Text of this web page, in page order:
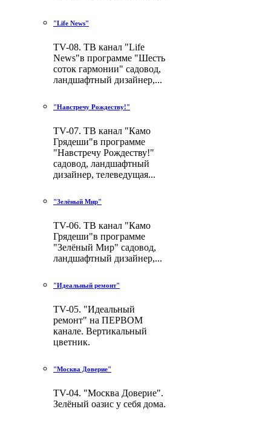
"Life News"
TV-08. ТВ канал "Life
News"в программе "Шесть
соток гармонии" садовод,
ландшафтный дизайнер,...
"Навстречу Рождеству!"
TV-07. ТВ канал "Камо
Грядеши"в программе
"Навстречу Рождеству!"
садовод, ландшафтный
дизайнер, телеведущая...
"Зелёный Мир"
TV-06. ТВ канал "Камо
Грядеши"в программе
"Зелёный Мир" садовод,
ландшафтный дизайнер,...
"Идеальный ремонт"
TV-05. "Идеальный
ремонт" на ПЕРВОМ
канале. Вертикальный
цветник.
"Москва Доверие"
TV-04. "Москва Доверие".
Зелёный оазис у себя дома.